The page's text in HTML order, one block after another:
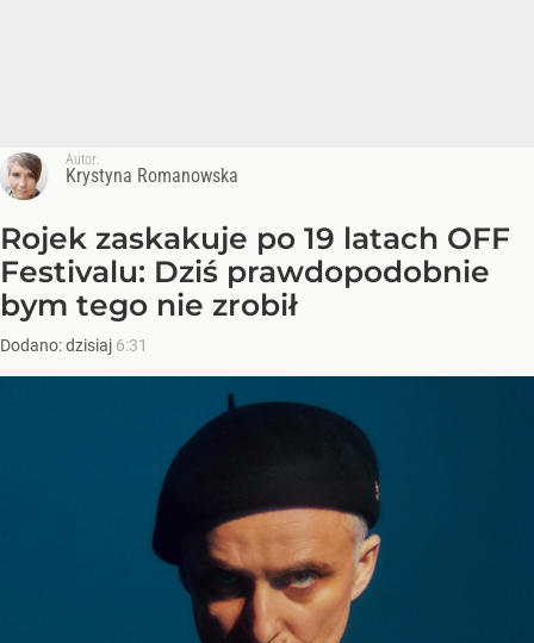
Autor:
Krystyna Romanowska
Rojek zaskakuje po 19 latach OFF
Festivalu: Dziś prawdopodobnie
bym tego nie zrobił
Dodano:dzisiaj 6:31